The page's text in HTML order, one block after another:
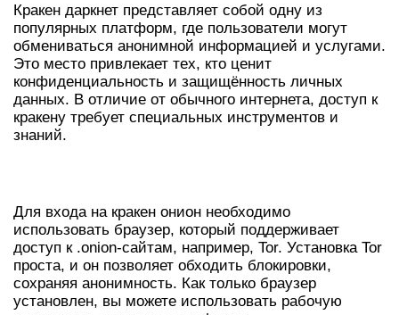
Кракен даркнет представляет собой одну из
популярных платформ, где пользователи могут
обмениваться анонимной информацией и услугами.
Это место привлекает тех, кто ценит
конфиденциальность и защищённость личных
данных. В отличие от обычного интернета, доступ к
кракену требует специальных инструментов и
знаний.
Для входа на кракен онион необходимо
использовать браузер, который поддерживает
доступ к .onion-сайтам, например, Tor. Установка Tor
проста, и он позволяет обходить блокировки,
сохраняя анонимность. Как только браузер
установлен, вы можете использовать рабочую